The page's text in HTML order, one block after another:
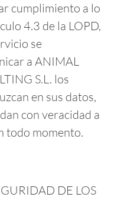
cumplimiento a lo
4.3 de la LOPD,
se
a ANIMAL
S.L. los
en sus datos,
con veracidad a
todo momento.
DE LOS